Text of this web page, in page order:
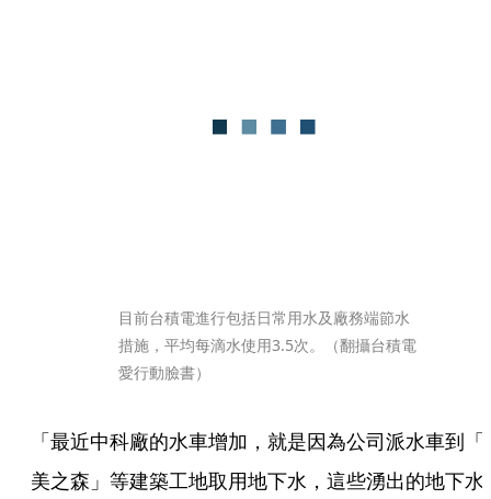
目前台積電進行包括日常用水及廠務端節水
措施，平均每滴水使用3.5次。（翻攝台積電
愛行動臉書）
「最近中科廠的水車增加，就是因為公司派水車到「
美之森」等建築工地取用地下水，這些湧出的地下水